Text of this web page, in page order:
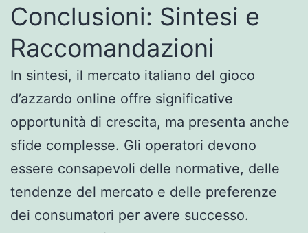
Conclusioni: Sintesi e
Raccomandazioni
In sintesi, il mercato italiano del gioco
d’azzardo online offre significative
opportunità di crescita, ma presenta anche
sfide complesse. Gli operatori devono
essere consapevoli delle normative, delle
tendenze del mercato e delle preferenze
dei consumatori per avere successo.